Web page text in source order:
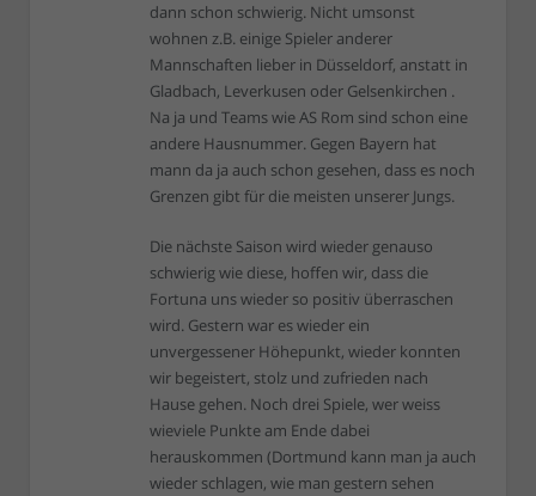
dann schon schwierig. Nicht umsonst
wohnen z.B. einige Spieler anderer
Mannschaften lieber in Düsseldorf, anstatt in
Gladbach, Leverkusen oder Gelsenkirchen .
Na ja und Teams wie AS Rom sind schon eine
andere Hausnummer. Gegen Bayern hat
mann da ja auch schon gesehen, dass es noch
Grenzen gibt für die meisten unserer Jungs.
Die nächste Saison wird wieder genauso
schwierig wie diese, hoffen wir, dass die
Fortuna uns wieder so positiv überraschen
wird. Gestern war es wieder ein
unvergessener Höhepunkt, wieder konnten
wir begeistert, stolz und zufrieden nach
Hause gehen. Noch drei Spiele, wer weiss
wieviele Punkte am Ende dabei
herauskommen (Dortmund kann man ja auch
wieder schlagen, wie man gestern sehen